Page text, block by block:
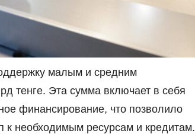
малым и средним
тенге. Эта сумма включает в себя
финансирование, что позволило
к необходимым ресурсам и кредитам.